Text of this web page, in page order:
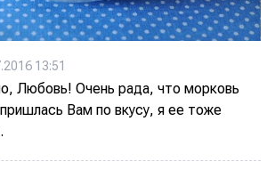
13:51
Любовь! Очень рада, что морковь
Вам по вкусу, я ее тоже